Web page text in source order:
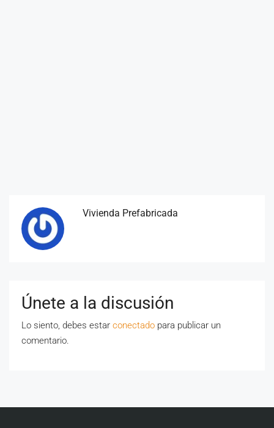
Vivienda Prefabricada
Únete a la discusión
Lo siento, debes estar conectado para publicar un
comentario.